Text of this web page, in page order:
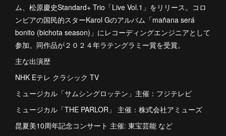
ム、松原慶史Standard+ Trio「Live Vol.1」をリリース。コロ
ンビアの国民的スターKarol Gのアルバム「mañana será
bonito (bichota season)」にレコーディングエンジニアとして
参加。同作品が２０２４年ラテングラミー賞を受賞。
主な出演歴
NHK Eテレ クラシック TV
ミュージカル「サムシングロッテン」主催：フジテレビ
ミュージカル「THE PARLOR」 主催：株式会社アミューズ
昆夏美10周年記念コンサート 主催: 東宝芸能 など